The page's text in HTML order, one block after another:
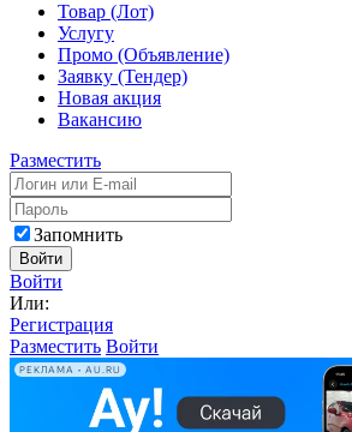
Товар (Лот)
Услугу
Промо (Объявление)
Заявку (Тендер)
Новая акция
Вакансию
Разместить
Запомнить
Войти
Войти
Или:
Регистрация
Разместить Войти
РЕКЛАМА • AU.RU